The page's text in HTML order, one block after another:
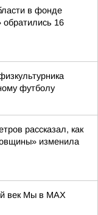
в фонде
16
футболу
рассказал, как
изменила
век Мы в MAX